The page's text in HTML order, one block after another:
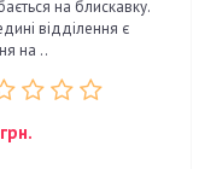
на блискавку.
відділення є
на ..